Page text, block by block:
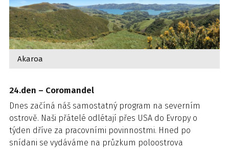
Akaroa
24.den – Coromandel
Dnes začíná náš samostatný program na severním
ostrově. Naši přátelé odlétají přes USA do Evropy o
týden dříve za pracovními povinnostmi. Hned po
snídani se vydáváme na průzkum poloostrova